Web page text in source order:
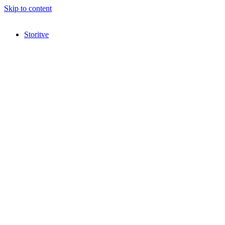
Skip to content
Storitve